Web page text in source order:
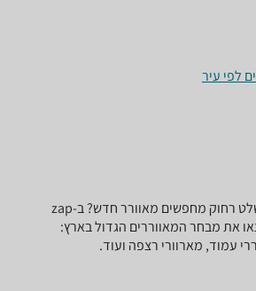
לפי עיר
מאווררים - ‏80 ‏וואט ‏שלט רחוק מחפשים מאוורר חדש? ב-zap
את מבחר המאווררים הגדול בארץ:
עמוד, מארוורי רצפה ועוד.